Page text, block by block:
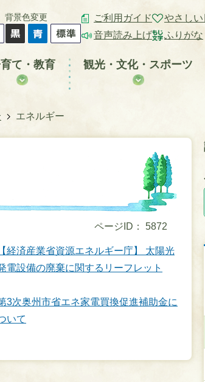
背景色変更
ご利用ガイド
音声読み上げ
やさし
ふりがな
て・教育 観光・文化・スポーツ
エネルギー
ページID： 5872
【経済産業省資源エネルギー庁】 太陽光
電設備の廃棄に関するリーフレット
3次奥州市省エネ家電買換促進補助金に
いて